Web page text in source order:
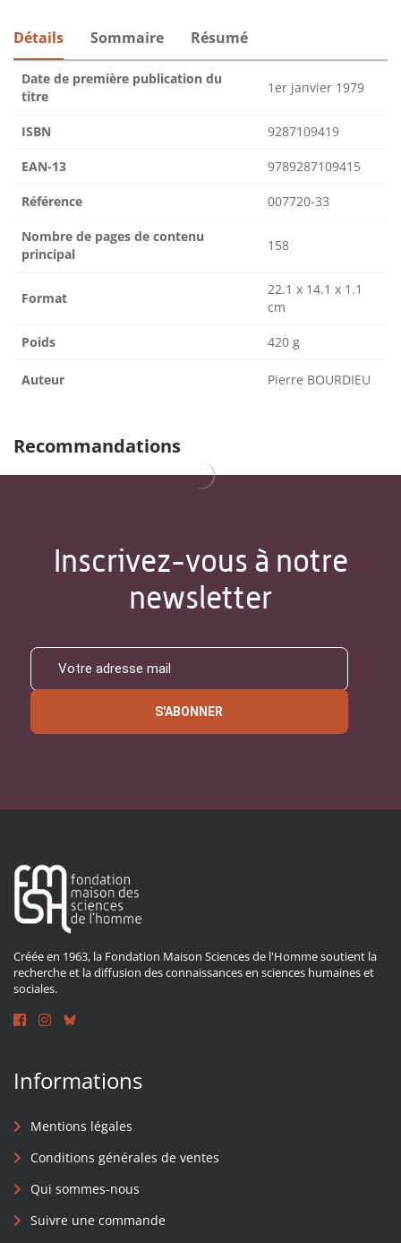
Détails Sommaire Résumé
Date de première publication du
titre
1er janvier 1979
ISBN 9287109419
EAN-13 9789287109415
Référence 007720-33
Nombre de pages de contenu
principal
158
Format
22.1 x 14.1 x 1.1
cm
Poids 420 g
Auteur Pierre BOURDIEU
Recommandations
Inscrivez-vous à notre
newsletter
S'ABONNER
Créée en 1963, la Fondation Maison Sciences de l'Homme soutient la
recherche et la diffusion des connaissances en sciences humaines et
sociales.
Informations
Mentions légales
Conditions générales de ventes
Qui sommes-nous
Suivre une commande